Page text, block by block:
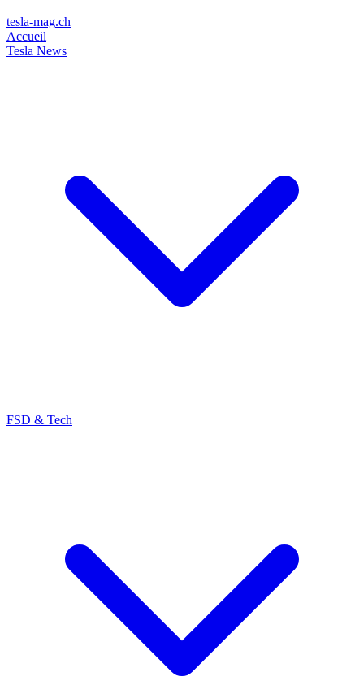
tesla-mag.ch
Accueil
Tesla News
FSD & Tech